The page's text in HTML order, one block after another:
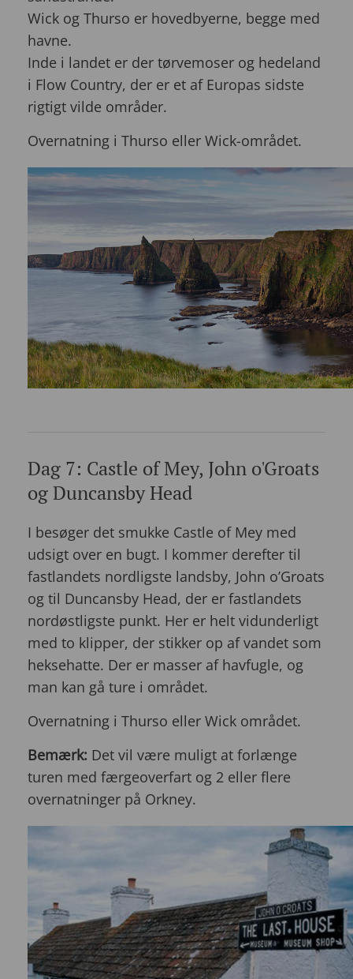
Wick og Thurso er hovedbyerne, begge med
havne.
Inde i landet er der tørvemoser og hedeland
i Flow Country, der er et af Europas sidste
rigtigt vilde områder.
Overnatning i Thurso eller Wick-området.
Dag 7: Castle of Mey, John o'Groats
og Duncansby Head
I besøger det smukke Castle of Mey med
udsigt over en bugt. I kommer derefter til
fastlandets nordligste landsby, John o’Groats
og til Duncansby Head, der er fastlandets
nordøstligste punkt. Her er helt vidunderligt
med to klipper, der stikker op af vandet som
heksehatte. Der er masser af havfugle, og
man kan gå ture i området.
Overnatning i Thurso eller Wick området.
Bemærk: Det vil være muligt at forlænge
turen med færgeoverfart og 2 eller flere
overnatninger på Orkney.